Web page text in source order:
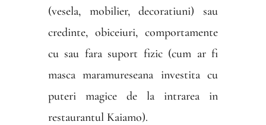
(vesela, mobilier, decoratiuni) sau
credinte, obiceiuri, comportamente
cu sau fara suport fizic (cum ar fi
masca maramureseana investita cu
puteri magice de la intrarea in
restaurantul Kaiamo).